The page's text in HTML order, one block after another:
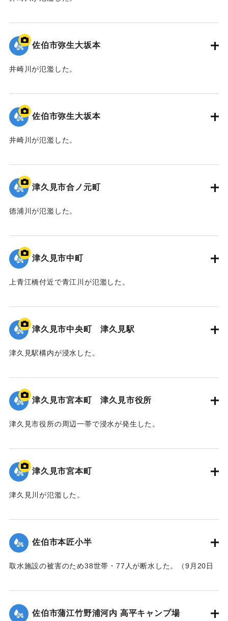
｜固有コード:01204096
佐伯市弥生大坂本
井崎川が氾濫した。
｜固有コード:01204095
佐伯市弥生大坂本
井崎川が氾濫した。
｜固有コード:01204094
津久見市合ノ元町
徳浦川が氾濫した。
｜固有コード:01204093
津久見市中町
上青江橋付近で青江川が氾濫した。
｜固有コード:01204092
津久見市中央町 津久見駅
津久見駅構内が浸水した。
｜固有コード:01204091
津久見市宮本町 津久見市役所
津久見市役所の周辺一帯で浸水が発生した。
｜固有コード:01204090
津久見市宮本町
津久見川が氾濫した。
｜固有コード:01204089
佐伯市本匠小半
取水施設の被害のため38世帯・77人が断水した。（9月20日
佐伯市蒲江竹野浦河内 高平キャンプ場